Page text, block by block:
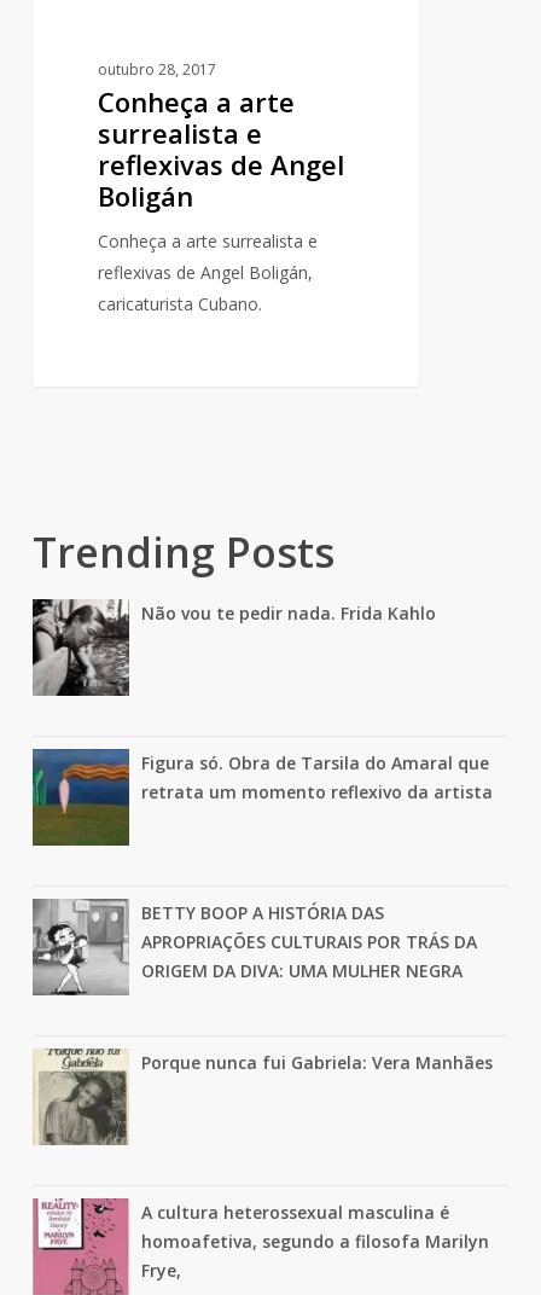
outubro 28, 2017
Conheça a arte
surrealista e
reflexivas de Angel
Boligán
Conheça a arte surrealista e
reflexivas de Angel Boligán,
caricaturista Cubano.
Trending Posts
Não vou te pedir nada. Frida Kahlo
Figura só. Obra de Tarsila do Amaral que
retrata um momento reflexivo da artista
BETTY BOOP A HISTÓRIA DAS
APROPRIAÇÕES CULTURAIS POR TRÁS DA
ORIGEM DA DIVA: UMA MULHER NEGRA
Porque nunca fui Gabriela: Vera Manhães
A cultura heterossexual masculina é
homoafetiva, segundo a filosofa Marilyn
Frye,